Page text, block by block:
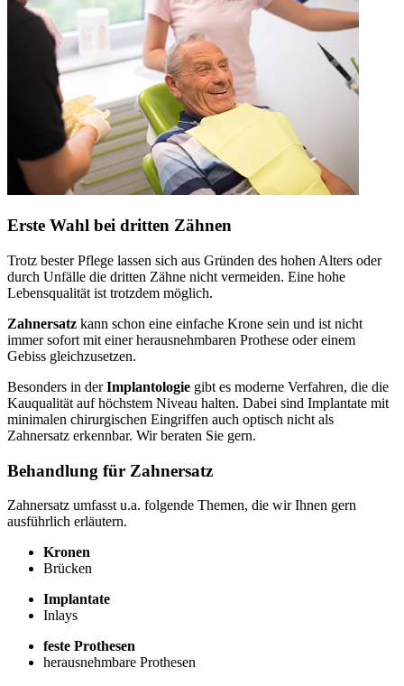
Erste Wahl bei dritten Zähnen
Trotz bester Pflege lassen sich aus Gründen des hohen Alters oder
durch Unfälle die dritten Zähne nicht vermeiden. Eine hohe
Lebensqualität ist trotzdem möglich.
Zahnersatz kann schon eine einfache Krone sein und ist nicht
immer sofort mit einer herausnehmbaren Prothese oder einem
Gebiss gleichzusetzen.
Besonders in derImplantologie gibt es moderne Verfahren, die die
Kauqualität auf höchstem Niveau halten. Dabei sind Implantate mit
minimalen chirurgischen Eingriffen auch optisch nicht als
Zahnersatz erkennbar. Wir beraten Sie gern.
Behandlung für Zahnersatz
Zahnersatz umfasst u.a. folgende Themen, die wir Ihnen gern
ausführlich erläutern.
Kronen
Brücken
Implantate
Inlays
feste Prothesen
herausnehmbare Prothesen